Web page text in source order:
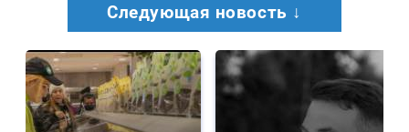
Следующая новость ↓